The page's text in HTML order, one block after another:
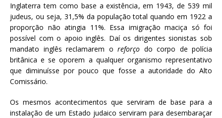
Inglaterra tem como base a existência, em 1943, de 539 mil
judeus, ou seja, 31,5% da população total quando em 1922 a
proporção não atingia 11%. Essa imigração maciça só foi
possível com o apoio inglês. Daí os dirigentes sionistas sob
mandato inglês reclamarem o reforço do corpo de polícia
britânica e se oporem a qualquer organismo representativo
que diminuísse por pouco que fosse a autoridade do Alto
Comissário.
Os mesmos acontecimentos que serviram de base para a
instalação de um Estado judaico serviram para desembaraçar